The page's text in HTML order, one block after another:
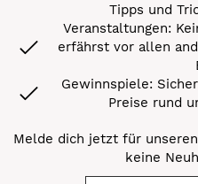
Tipps und
Veranstaltungen:
erfährst vor allen
Gewinnspiele:
Preise rund
Melde dich jetzt für
keine